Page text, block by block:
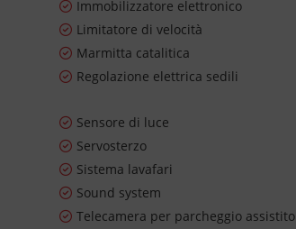
Immobilizzatore elettronico
Limitatore di velocità
Marmitta catalitica
Regolazione elettrica sedili
Sensore di luce
Servosterzo
Sistema lavafari
Sound system
Telecamera per parcheggio assistito